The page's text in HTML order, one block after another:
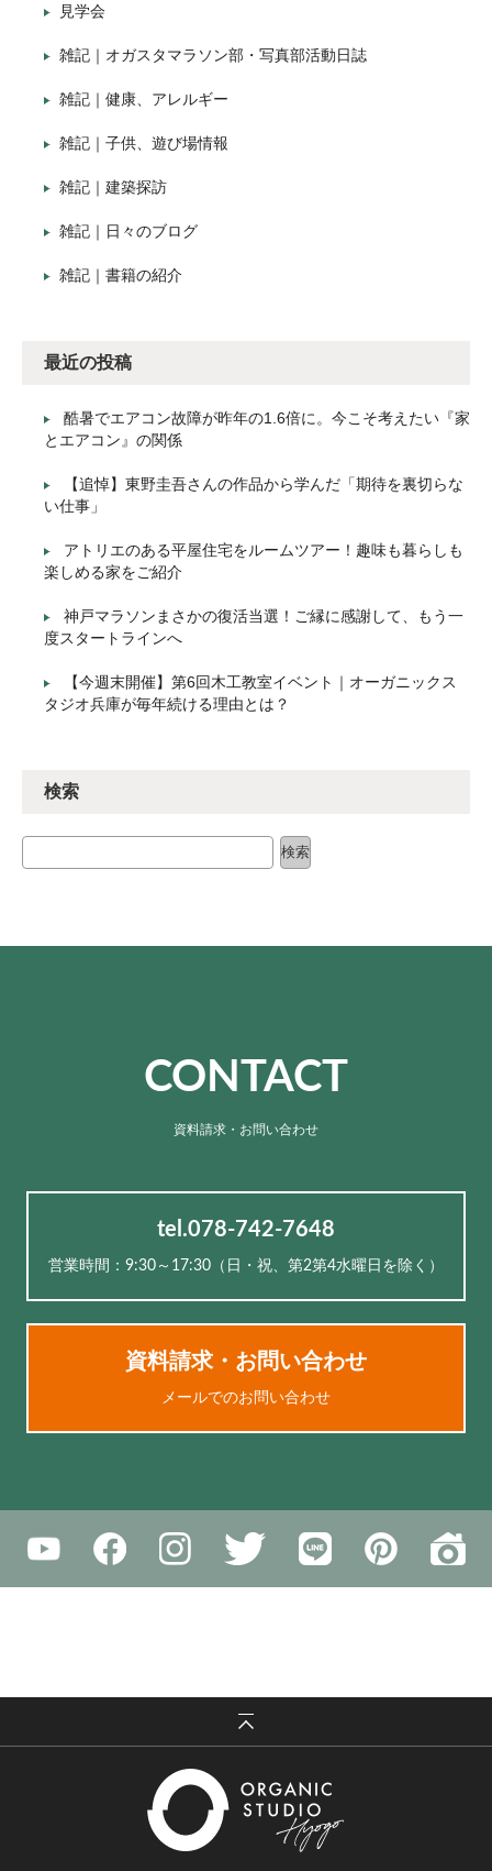
見学会
雑記｜オガスタマラソン部・写真部活動日誌
雑記｜健康、アレルギー
雑記｜子供、遊び場情報
雑記｜建築探訪
雑記｜日々のブログ
雑記｜書籍の紹介
最近の投稿
酷暑でエアコン故障が昨年の1.6倍に。今こそ考えたい『家
とエアコン』の関係
【追悼】東野圭吾さんの作品から学んだ「期待を裏切らな
い仕事」
アトリエのある平屋住宅をルームツアー！趣味も暮らしも
楽しめる家をご紹介
神戸マラソンまさかの復活当選！ご縁に感謝して、もう一
度スタートラインへ
【今週末開催】第6回木工教室イベント｜オーガニックス
タジオ兵庫が毎年続ける理由とは？
検索
検索
検索
CONTACT
資料請求・お問い合わせ
tel.078-742-7648
営業時間：9:30～17:30（⽇・祝、第2第4水曜日を除く）
資料請求・お問い合わせ
メールでのお問い合わせ